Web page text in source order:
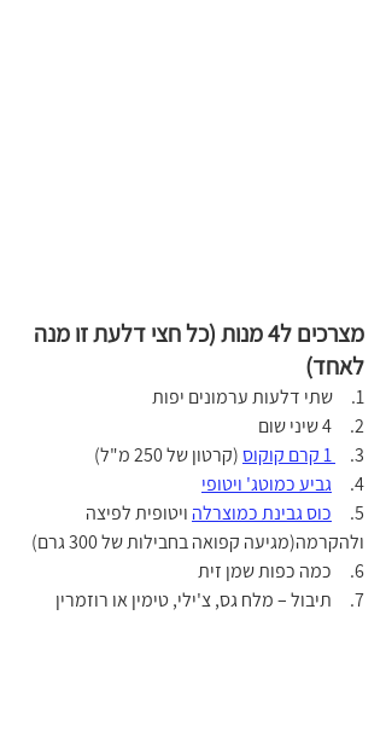
מצרכים ל4 מנות (כל חצי דלעת זו מנה
לאחד)
1.     שתי דלעות ערמונים יפות
2.     4 שיני שו
ם
3.
(קרטון של 250 מ"ל)
4.
גביע כמוטג' ויטופי
5.
כוס גבינת כמוצרלה ויטופית לפיצה
ולהקרמה(מגיעה קפואה בחבילות של 300 גרם)
6.     כמה כפות שמן זית
7.     תיבול – מלח גס, צ'ילי, טימין או רוזמרין